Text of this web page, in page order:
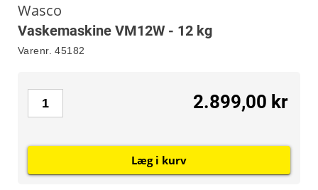
Wasco
Vaskemaskine VM12W - 12 kg
Varenr. 45182
2.899,00 kr
Læg i kurv